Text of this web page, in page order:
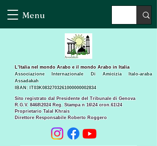
Menu
Sito registrato dal Presidente del Tribunale di Genova
R.G.V. 8468\2024 Reg. Stampa n 16\24 cron.61\24 ​
Proprietario Talal Khrais
Direttore Responsabile Roberto Roggero
L’Italia nel mondo Arabo e il mondo Arabo in Italia
Associazione Internazionale Di Amicizia Italo-araba
Assadakah
IBAN: IT03K0832703261000000002834